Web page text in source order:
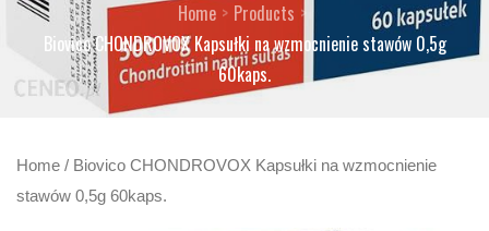
Home
Products
Biovico CHONDROVOX Kapsułki na wzmocnienie stawów 0,5g
60kaps.
Home / Biovico CHONDROVOX Kapsułki na wzmocnienie
stawów 0,5g 60kaps.